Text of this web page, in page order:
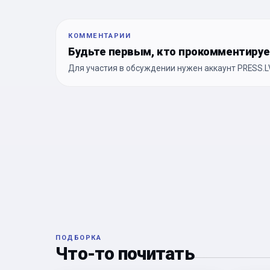
КОММЕНТАРИИ
Будьте первым, кто
Для участия в обсуждении нужен аккаунт
ПОДБОРКА
Что-то почитать